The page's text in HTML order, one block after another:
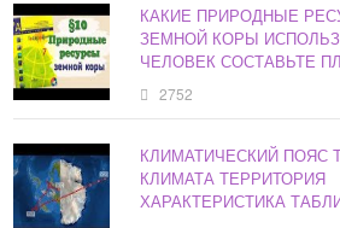
КАКИЕ ПРИРОДНЫЕ
ЗЕМНОЙ КОРЫ
ЧЕЛОВЕК СОСТАВЬТЕ
2752
КЛИМАТИЧЕСКИЙ ПОЯС
КЛИМАТА ТЕРРИТОРИЯ
ХАРАКТЕРИСТИКА